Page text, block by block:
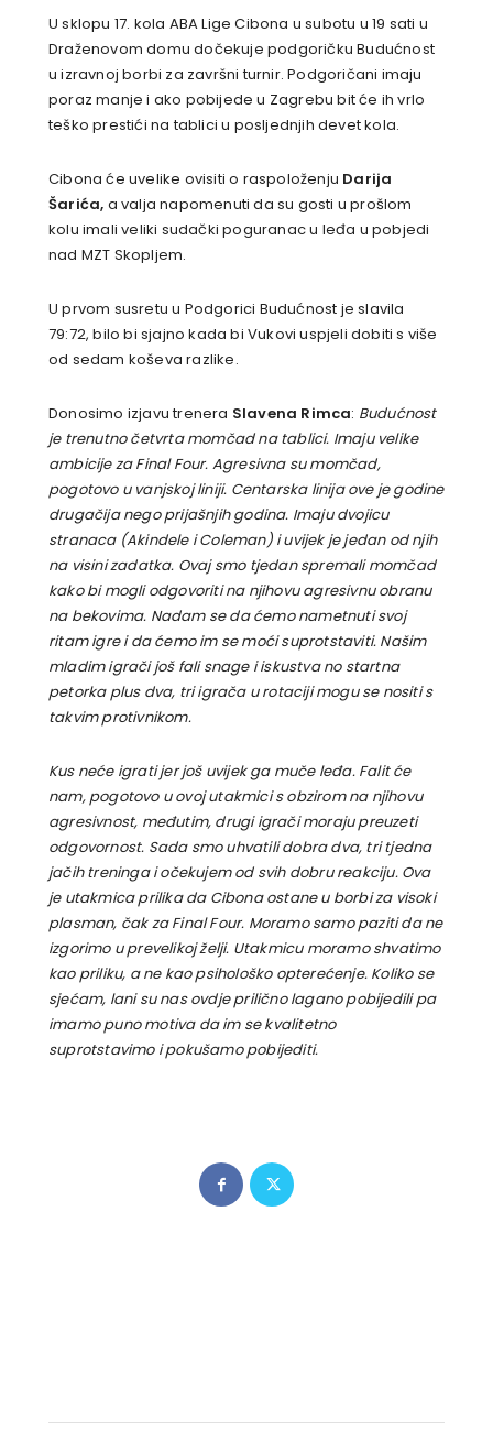
U sklopu 17. kola ABA Lige Cibona u subotu u 19 sati u
Draženovom domu dočekuje podgoričku Budućnost
u izravnoj borbi za završni turnir. Podgoričani imaju
poraz manje i ako pobijede u Zagrebu bit će ih vrlo
teško prestići na tablici u posljednjih devet kola.
Cibona će uvelike ovisiti o raspoloženju Darija
Šarića, a valja napomenuti da su gosti u prošlom
kolu imali veliki sudački poguranac u leđa u pobjedi
nad MZT Skopljem.
U prvom susretu u Podgorici Budućnost je slavila
79:72, bilo bi sjajno kada bi Vukovi uspjeli dobiti s više
od sedam koševa razlike.
Donosimo izjavu trenera Slavena Rimca: Budućnost
je trenutno četvrta momčad na tablici. Imaju velike
ambicije za Final Four. Agresivna su momčad,
pogotovo u vanjskoj liniji. Centarska linija ove je godine
drugačija nego prijašnjih godina. Imaju dvojicu
stranaca (Akindele i Coleman) i uvijek je jedan od njih
na visini zadatka. Ovaj smo tjedan spremali momčad
kako bi mogli odgovoriti na njihovu agresivnu obranu
na bekovima. Nadam se da ćemo nametnuti svoj
ritam igre i da ćemo im se moći suprotstaviti. Našim
mladim igrači još fali snage i iskustva no startna
petorka plus dva, tri igrača u rotaciji mogu se nositi s
takvim protivnikom.
Kus neće igrati jer još uvijek ga muče leđa. Falit će
nam, pogotovo u ovoj utakmici s obzirom na njihovu
agresivnost, međutim, drugi igrači moraju preuzeti
odgovornost. Sada smo uhvatili dobra dva, tri tjedna
jačih treninga i očekujem od svih dobru reakciju. Ova
je utakmica prilika da Cibona ostane u borbi za visoki
plasman, čak za Final Four. Moramo samo paziti da ne
izgorimo u prevelikoj želji. Utakmicu moramo shvatimo
kao priliku, a ne kao psihološko opterećenje. Koliko se
sjećam, lani su nas ovdje prilično lagano pobijedili pa
imamo puno motiva da im se kvalitetno
suprotstavimo i pokušamo pobijediti.